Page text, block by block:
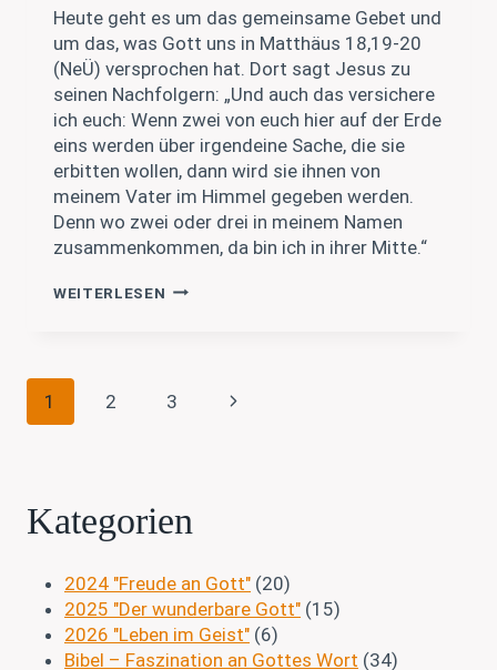
Heute geht es um das gemeinsame Gebet und
um das, was Gott uns in Matthäus 18,19-20
(NeÜ) versprochen hat. Dort sagt Jesus zu
seinen Nachfolgern: „Und auch das versichere
ich euch: Wenn zwei von euch hier auf der Erde
eins werden über irgendeine Sache, die sie
erbitten wollen, dann wird sie ihnen von
meinem Vater im Himmel gegeben werden.
Denn wo zwei oder drei in meinem Namen
zusammenkommen, da bin ich in ihrer Mitte.“
WEITERLESEN BETEN
#8
IDEEN
Seitennavigation
1 2 3
Nächste
Kategorien
2024 "Freude an Gott" (20)
2025 "Der wunderbare Gott" (15)
2026 "Leben im Geist" (6)
Bibel – Faszination an Gottes Wort (34)